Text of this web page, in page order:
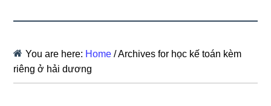
You are here: Home /Archives for học kế toán kèm
riêng ở hải dương